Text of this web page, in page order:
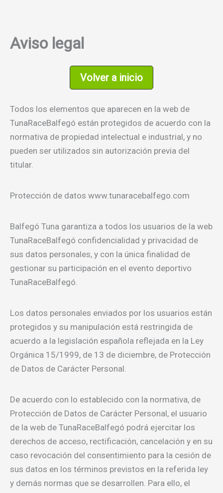
contenido
Aviso legal
Volver a inicio
Todos los elementos que aparecen en la web de
TunaRaceBalfegó están protegidos de acuerdo con la
normativa de propiedad intelectual e industrial, y no
pueden ser utilizados sin autorización previa del
titular.
Protección de datos www.tunaracebalfego.com
Balfegó Tuna garantiza a todos los usuarios de la web
TunaRaceBalfegó confidencialidad y privacidad de
sus datos personales, y con la única finalidad de
gestionar su participación en el evento deportivo
TunaRaceBalfegó.
Los datos personales enviados por los usuarios están
protegidos y su manipulación está restringida de
acuerdo a la legislación española reflejada en la Ley
Orgánica 15/1999, de 13 de diciembre, de Protección
de Datos de Carácter Personal.
De acuerdo con lo establecido con la normativa, de
Protección de Datos de Carácter Personal, el usuario
de la web de TunaRaceBalfegó podrá ejercitar los
derechos de acceso, rectificación, cancelación y en su
caso revocación del consentimiento para la cesión de
sus datos en los términos previstos en la referida ley
y demás normas que se desarrollen. Para ello, el